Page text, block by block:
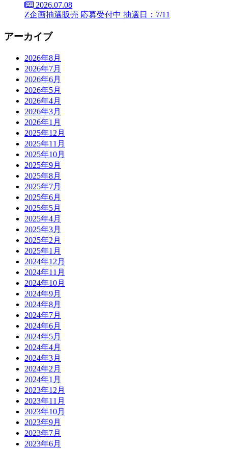
2026.07.08
Z企画抽選販売 応募受付中 抽選日：7/11
アーカイブ
2026年8月
2026年7月
2026年6月
2026年5月
2026年4月
2026年3月
2026年1月
2025年12月
2025年11月
2025年10月
2025年9月
2025年8月
2025年7月
2025年6月
2025年5月
2025年4月
2025年3月
2025年2月
2025年1月
2024年12月
2024年11月
2024年10月
2024年9月
2024年8月
2024年7月
2024年6月
2024年5月
2024年4月
2024年3月
2024年2月
2024年1月
2023年12月
2023年11月
2023年10月
2023年9月
2023年7月
2023年6月